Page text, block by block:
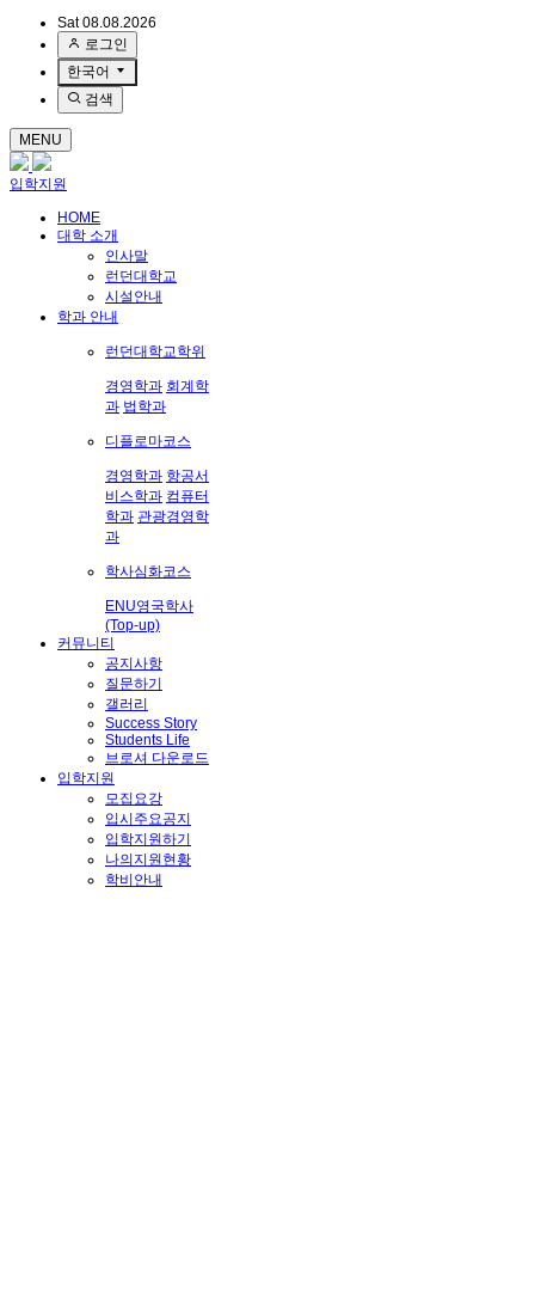
Sat 08.08.2026
로그인
한국어
검색
MENU
입학지원
HOME
대학 소개
인사말
런던대학교
시설안내
학과 안내
런던대학교학위
경영학과 회계학
과 법학과
디플로마코스
경영학과 항공서
비스학과 컴퓨터
학과 관광경영학
과
학사심화코스
ENU영국학사
(Top-up)
커뮤니티
공지사항
질문하기
갤러리
Success Story
Students Life
브로셔 다운로드
입학지원
모집요강
입시주요공지
입학지원하기
나의지원현황
학비안내